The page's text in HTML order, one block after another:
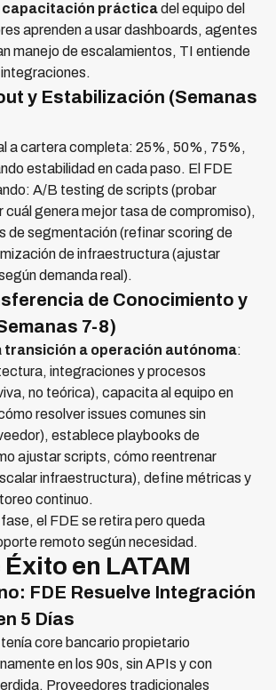
capacitación prácticadel equipo del
aprenden a usar dashboards, agentes
manejo de escalamientos, TI entiende
y Estabilización (Semanas
a cartera completa: 25%, 50%, 75%,
estabilidad en cada paso. El FDE
A/B testing de scripts (probar
cuál genera mejor tasa de compromiso),
de segmentación (refinar scoring de
de infraestructura (ajustar
demanda real).
de Conocimiento y
7-8)
transición a operación autónoma:
integraciones y procesos
no teórica), capacita al equipo en
resolver issues comunes sin
establece playbooks de
ajustar scripts, cómo reentrenar
infraestructura), define métricas y
continuo.
el FDE se retira pero queda
remoto según necesidad.
en LATAM
FDE Resuelve Integración
5 Días
core bancario propietario
en los 90s, sin APIs y con
Proveedores tradicionales